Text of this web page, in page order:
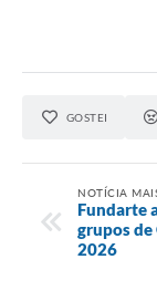
GOSTEI
NOTÍCIA
Fundarte
grupos
2026